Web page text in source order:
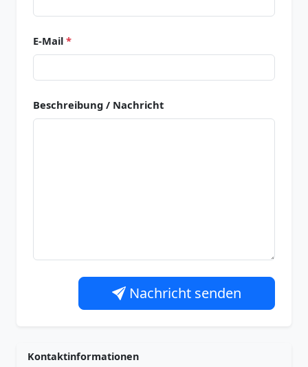
E-Mail *
Beschreibung / Nachricht
Nachricht senden
Kontaktinformationen